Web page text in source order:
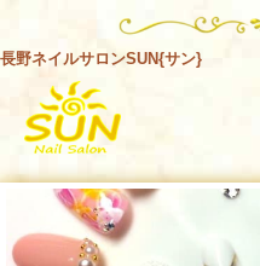
長野ネイルサロンSUN{サン}